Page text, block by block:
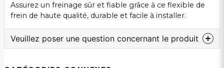
Assurez un freinage sûr et fiable grâce à ce flexible de
frein de haute qualité, durable et facile à installer.
Veuillez poser une question concernant le produit
Veuillez nous contacter au sujet de ce produit...